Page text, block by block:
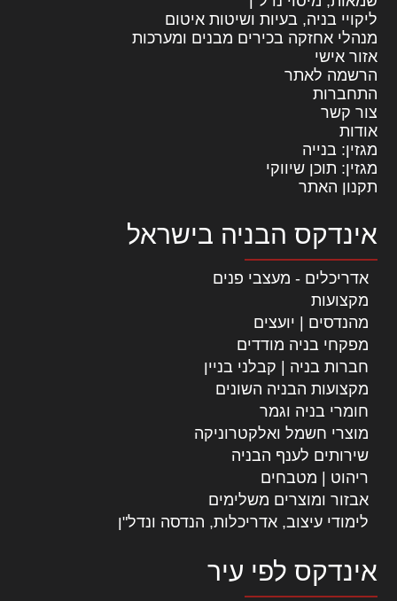
ליקויי בניה, בעיות ושיטות איטום
מנהלי אחזקה בכירים מבנים ומערכות
אזור אישי
הרשמה לאתר
התחברות
צור קשר
אודות
מגזין: בנייה
מגזין: תוכן שיווקי
תקנון האתר
אינדקס הבניה בישראל
אדריכלים - מעצבי פנים
מקצועות
מהנדסים | יועצים
מפקחי בניה מודדים
חברות בניה | קבלני בניין
מקצועות הבניה השונים
חומרי בניה וגמר
מוצרי חשמל ואלקטרוניקה
שירותים לענף הבניה
ריהוט | מטבחים
אבזור ומוצרים משלימים
לימודי עיצוב, אדריכלות, הנדסה ונדל"ן
אינדקס לפי עיר